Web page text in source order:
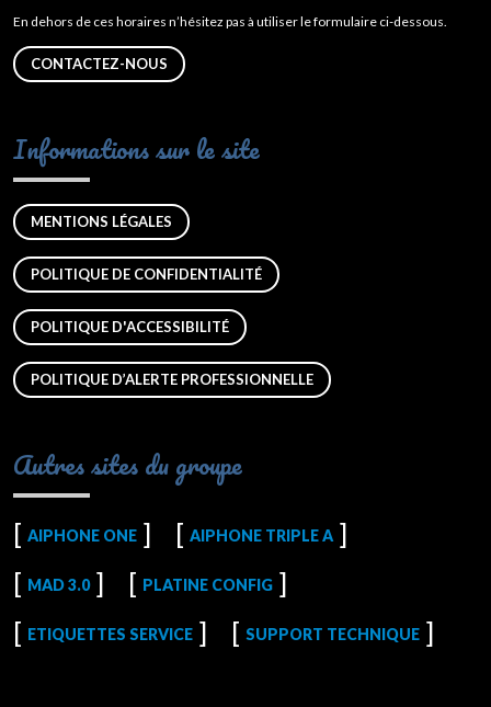
En dehors de ces horaires n’hésitez pas à utiliser le formulaire ci-dessous.
CONTACTEZ-NOUS
Informations sur le site
MENTIONS LÉGALES
POLITIQUE DE CONFIDENTIALITÉ
POLITIQUE D'ACCESSIBILITÉ
POLITIQUE D’ALERTE PROFESSIONNELLE
Autres sites du groupe
AIPHONE ONE AIPHONE TRIPLE A
MAD 3.0 PLATINE CONFIG
ETIQUETTES SERVICE SUPPORT TECHNIQUE